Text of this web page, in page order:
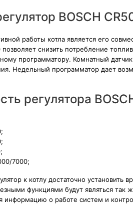
BOSCH
работы котла является его
позволяет снизить потребление
программатору. Комнатный датчик
Недельный программатор дает
регулятора
7000;
к котлу достаточно установить
функциями будут являться
информацию о работе систем и